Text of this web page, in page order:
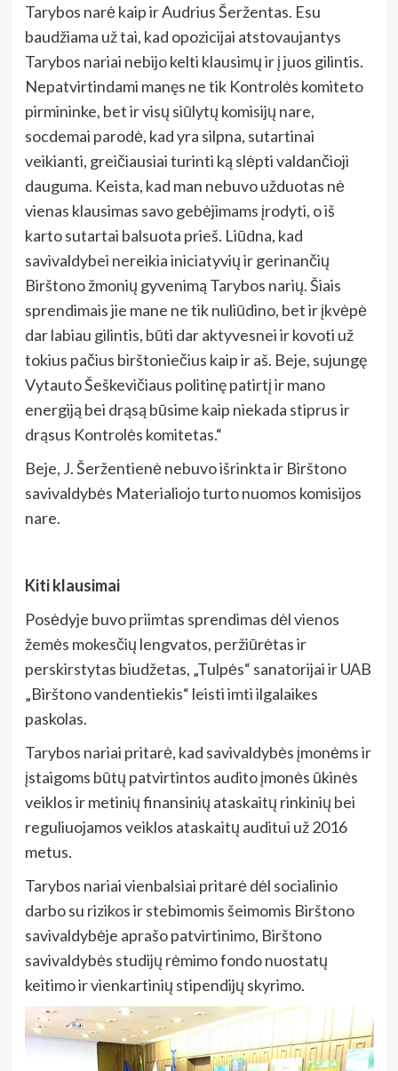
Tarybos narė kaip ir Audrius Šeržentas. Esu
baudžiama už tai, kad opozicijai atstovaujantys
Tarybos nariai nebijo kelti klausimų ir į juos gilintis.
Nepatvirtindami manęs ne tik Kontrolės komiteto
pirmininke, bet ir visų siūlytų komisijų nare,
socdemai parodė, kad yra silpna, sutartinai
veikianti, greičiausiai turinti ką slėpti valdančioji
dauguma. Keista, kad man nebuvo užduotas nė
vienas klausimas savo gebėjimams įrodyti, o iš
karto sutartai balsuota prieš. Liūdna, kad
savivaldybei nereikia iniciatyvių ir gerinančių
Birštono žmonių gyvenimą Tarybos narių. Šiais
sprendimais jie mane ne tik nuliūdino, bet ir įkvėpė
dar labiau gilintis, būti dar aktyvesnei ir kovoti už
tokius pačius birštoniečius kaip ir aš. Beje, sujungę
Vytauto Šeškevičiaus politinę patirtį ir mano
energiją bei drąsą būsime kaip niekada stiprus ir
drąsus Kontrolės komitetas.“
Beje, J. Šeržentienė nebuvo išrinkta ir Birštono
savivaldybės Materialiojo turto nuomos komisijos
nare.
Kiti klausimai
Posėdyje buvo priimtas sprendimas dėl vienos
žemės mokesčių lengvatos, peržiūrėtas ir
perskirstytas biudžetas, „Tulpės“ sanatorijai ir UAB
„Birštono vandentiekis“ leisti imti ilgalaikes
paskolas.
Tarybos nariai pritarė, kad savivaldybės įmonėms ir
įstaigoms būtų patvirtintos audito įmonės ūkinės
veiklos ir metinių finansinių ataskaitų rinkinių bei
reguliuojamos veiklos ataskaitų auditui už 2016
metus.
Tarybos nariai vienbalsiai pritarė dėl socialinio
darbo su rizikos ir stebimomis šeimomis Birštono
savivaldybėje aprašo patvirtinimo, Birštono
savivaldybės studijų rėmimo fondo nuostatų
keitimo ir vienkartinių stipendijų skyrimo.